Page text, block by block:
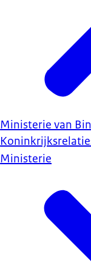
Ministerie van
Ministerie